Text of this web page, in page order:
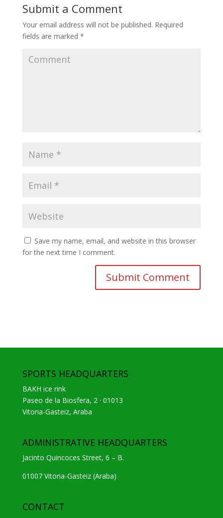
Submit a Comment
Your email address will not be published. Required
fields are marked *
Save my name, email, and website in this browser
for the next time I comment.
SPORTS HEADQUARTERS
BAKH ice rink
Paseo de la Biosfera, 2 · 01013
Vitoria-Gasteiz, Araba
ADMINISTRATIVE HEADQUARTERS
Jacinto Quincoces Street, 6 – B.
01007 Vitoria-Gasteiz (Araba)
CONTACT